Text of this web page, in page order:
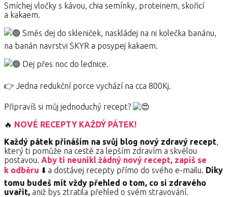
Smíchej vločky s kávou, chia semínky, proteinem, skořicí
a kakaem.
Směs dej do skleniček, naskládej na ni kolečka banánu,
na banán navrstvi SKYR a posypej kakaem.
Dej přes noc do lednice.
👉 Jedna redukční porce vychází na cca 800Kj.
Připravíš si můj jednoduchý recept?
🔥 NOVÉ RECEPTY KAŽDÝ PÁTEK!
Každý pátek přináším na svůj blog nový zdravý recept,
který ti pomůže na cestě za lepším zdravím a skvělou
postavou. Aby ti neunikl žádný nový recept, zapiš se
k odběru ⬇️ a dostávej recepty přímo do svého e-mailu. Díky
tomu budeš mít vždy přehled o tom, co si zdravého
uvařit, aniž bys ztratila přehled o svém stravování.